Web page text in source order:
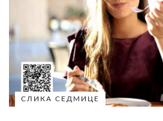
СЛИКА СЕДМИЦЕ